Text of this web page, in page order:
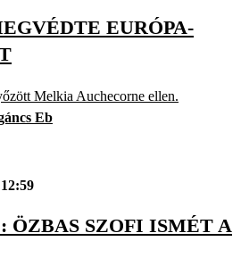
EURÓPA-
Melkia Auchecorne ellen.
Eb
ÖZBAS SZOFI ISMÉT A